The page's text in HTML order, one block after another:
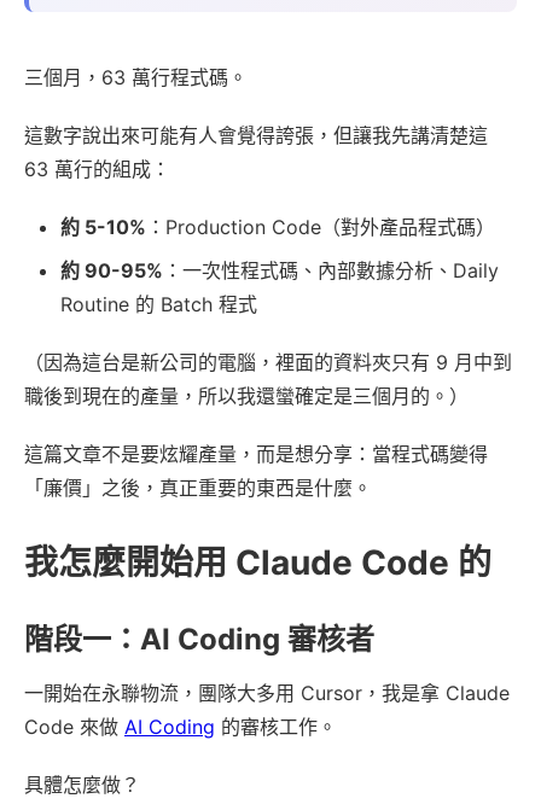
三個月，63 萬行程式碼。
這數字說出來可能有人會覺得誇張，但讓我先講清楚這
63 萬行的組成：
約 5-10% ：Production Code（對外產品程式碼）
約 90-95% ：一次性程式碼、內部數據分析、Daily
Routine 的 Batch 程式
（因為這台是新公司的電腦，裡面的資料夾只有 9 月中到
職後到現在的產量，所以我還蠻確定是三個月的。）
這篇文章不是要炫耀產量，而是想分享：當程式碼變得
「廉價」之後，真正重要的東西是什麼。
我怎麼開始用 Claude Code 的
階段一：AI Coding 審核者
一開始在永聯物流，團隊大多用 Cursor，我是拿 Claude
Code 來做 AI Coding 的審核工作。
具體怎麼做？